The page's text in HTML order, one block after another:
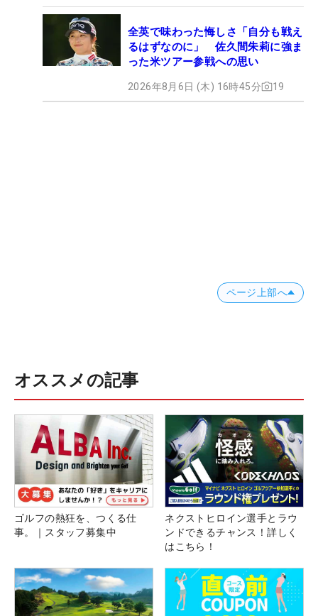
全英で味わった悔しさ「自分も戦え
るはずなのに」 佐久間朱莉に強ま
った米ツアー参戦への思い
2026年8月6日 (木) 16時45分 19
ページ上部へ
オススメの記事
ゴルフの熱狂を、つくる仕
事。｜スタッフ募集中
ネクストヒロイン選手とラウ
ンドできるチャンス！詳しく
はこちら！